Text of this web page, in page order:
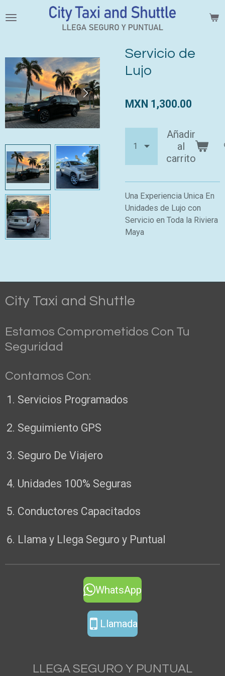
al
Servicio de
Lujo
MXN 1,300.00
Añadir
al
carrito
Una Experiencia Unica En
Unidades de Lujo con
Servicio en Toda la Riviera
Maya
City Taxi and Shuttle
Estamos Comprometidos Con Tu
Seguridad
Contamos Con:
Servicios Programados
Seguimiento GPS
Seguro De Viajero
Unidades 100% Seguras
Conductores Capacitados
Llama y Llega Seguro y Puntual
WhatsApp
Llamada
LLEGA SEGURO Y PUNTUAL